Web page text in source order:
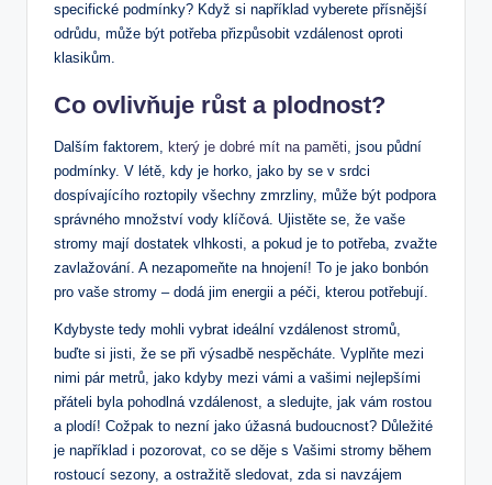
specifické podmínky? Když si například vyberete přísnější
odrůdu, může být potřeba přizpůsobit vzdálenost oproti
klasikům.
Co ovlivňuje růst a plodnost?
Dalším faktorem, který je dobré mít na paměti, jsou půdní
podmínky. V létě, kdy je horko, jako by se v srdci
dospívajícího roztopily všechny zmrzliny, může být podpora
správného množství vody klíčová. Ujistěte se, že vaše
stromy mají dostatek vlhkosti, a pokud je to potřeba, zvažte
zavlažování. A nezapomeňte na hnojení! To je jako bonbón
pro vaše stromy – dodá jim energii a péči, kterou potřebují.
Kdybyste tedy mohli vybrat ideální vzdálenost stromů,
buďte si jisti, že se při výsadbě nespěcháte. Vyplňte mezi
nimi pár metrů, jako kdyby mezi vámi a vašimi nejlepšími
přáteli byla pohodlná vzdálenost, a sledujte, jak vám rostou
a plodí! Cožpak to nezní jako úžasná budoucnost? Důležité
je například i pozorovat, co se děje s Vašimi stromy během
rostoucí sezony, a ostražitě sledovat, zda si navzájem